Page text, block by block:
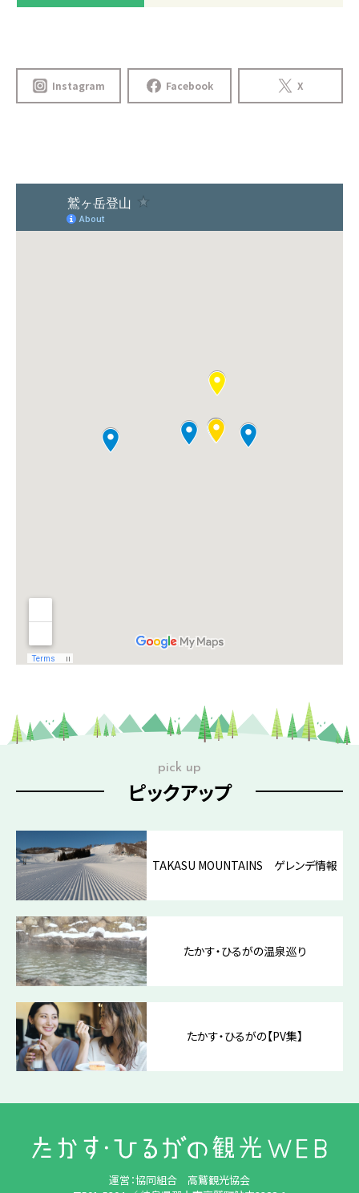
Instagram Facebook X
pick up
ピックアップ
TAKASU MOUNTAINS ゲレンデ情報
たかす・ひるがの温泉巡り
たかす・ひるがの【PV集】
運営：協同組合 高鷲観光協会